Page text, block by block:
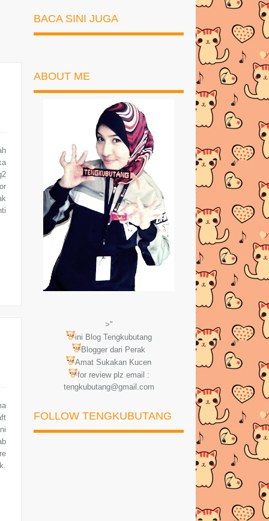
BACA SINI JUGA
ABOUT ME
>"
ini Blog Tengkubutang
Blogger dari Perak
Amat Sukakan Kucen
for review plz email :
tengkubutang@gmail.com
FOLLOW TENGKUBUTANG